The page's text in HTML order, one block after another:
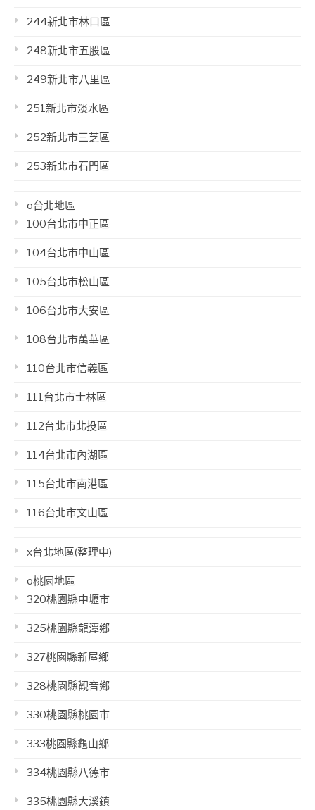
244新北市林口區
248新北市五股區
249新北市八里區
251新北市淡水區
252新北市三芝區
253新北市石門區
o台北地區
100台北市中正區
104台北市中山區
105台北市松山區
106台北市大安區
108台北市萬華區
110台北市信義區
111台北市士林區
112台北市北投區
114台北市內湖區
115台北市南港區
116台北市文山區
x台北地區(整理中)
o桃園地區
320桃園縣中壢市
325桃園縣龍潭鄉
327桃園縣新屋鄉
328桃園縣觀音鄉
330桃園縣桃園市
333桃園縣龜山鄉
334桃園縣八德市
335桃園縣大溪鎮